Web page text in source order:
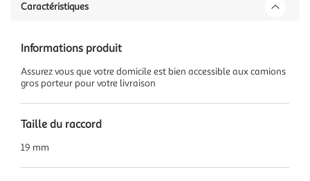
Caractéristiques
Informations produit
Assurez vous que votre domicile est bien accessible aux camions
gros porteur pour votre livraison
Taille du raccord
19 mm